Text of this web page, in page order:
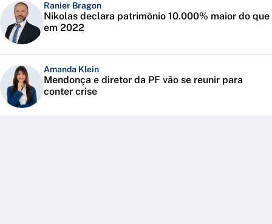
Ranier Bragon
Nikolas declara patrimônio 10.000% maior do que
em 2022
Amanda Klein
Mendonça e diretor da PF vão se reunir para
conter crise